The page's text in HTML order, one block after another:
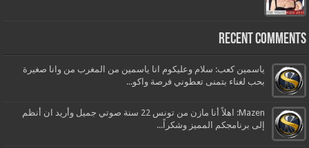
Recent Comments
ياسمين كعب: سلام وعليكوم انا ياسمين من المغرب من وانا صغيرة
بحب لغناء بتمنى تعطوني فرصة واكو...
Mazen: اهلاً أنا مازن من تونس 22 سنة صوتي جميل وأريد ان أنظم
إلى برنامجكم المميز وشكراً...